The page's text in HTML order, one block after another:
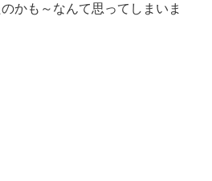
かも～なんて思ってしまいま